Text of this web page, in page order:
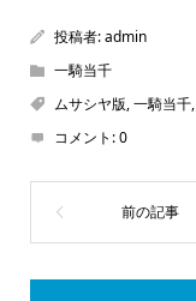
投稿者:admin
一騎当千
ムサシヤ版,一騎当千,
コメント:0